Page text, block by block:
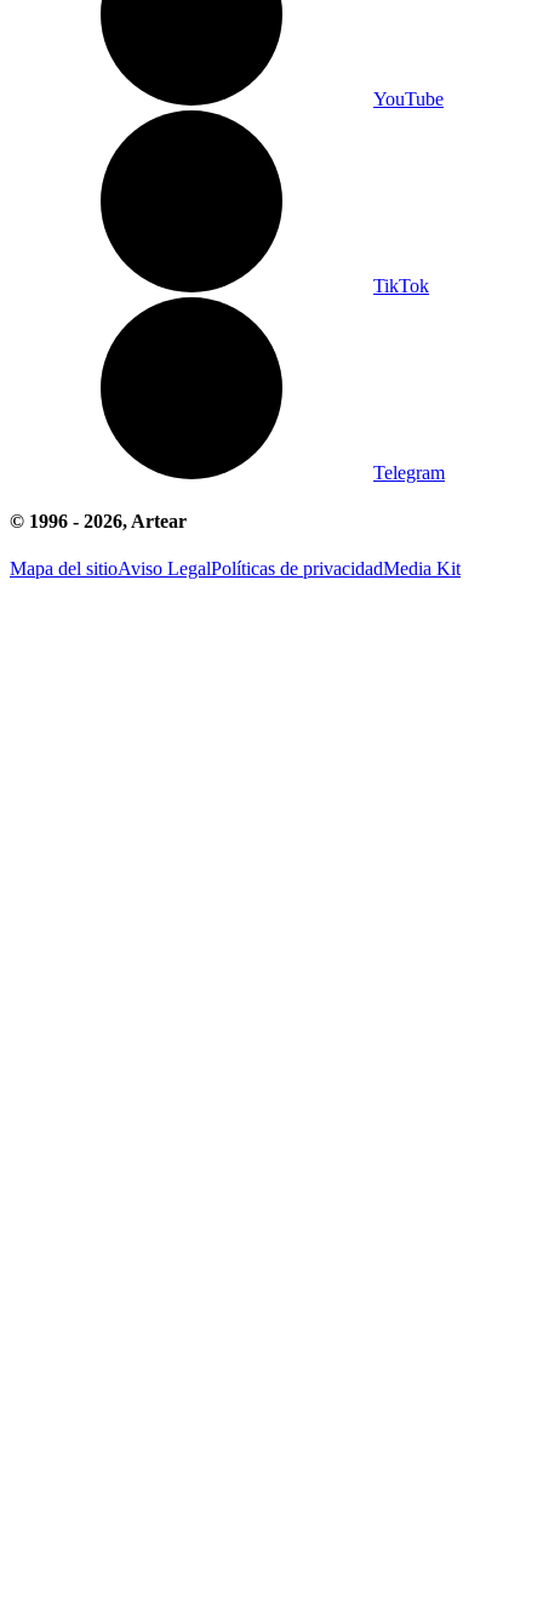
YouTube
TikTok
Telegram
© 1996 - 2026, Artear
Mapa del sitioAviso LegalPolíticas de privacidadMedia Kit